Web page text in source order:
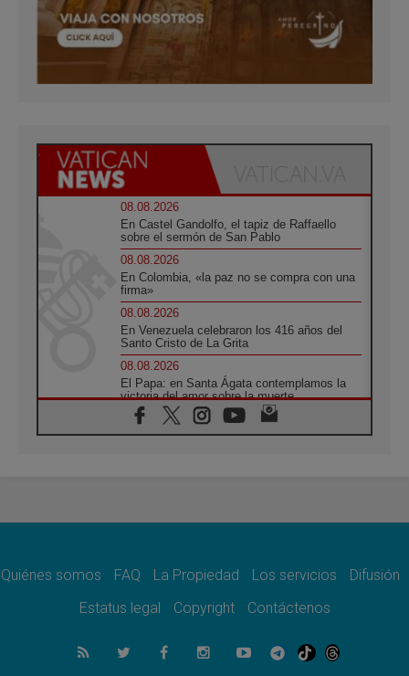
08.08.2026
En Castel Gandolfo, el tapiz de Raffaello
sobre el sermón de San Pablo
08.08.2026
En Colombia, «la paz no se compra con una
firma»
08.08.2026
En Venezuela celebraron los 416 años del
Santo Cristo de La Grita
08.08.2026
El Papa: en Santa Ágata contemplamos la
victoria del amor sobre la muerte
08.08.2026
León XIV visitará el Santuario de la Madre
07.08.2026
07.08.2026
el compromiso del cristiano"
La matanza de niños en Gaza no cesa: 300
muertos en 300 días
Quiénes somos FAQ La Propiedad Los servicios
Difusión
Estatus legal
Copyright Contáctenos